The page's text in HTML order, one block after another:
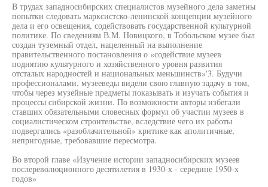
В трудах западносибирских специалистов музейного дела заметны
попытки следовать марксистско-ленинской концепции музейного
дела и его освещения, содействовать государственной культурной
политике. По сведениям В.М. Новицкого, в Тобольском музее был
создан туземный отдел, нацеленный на выполнение
правительственного постановления о «содействие музеев
поднятию культурного и хозяйственного уровня развития
отсталых народностей и национальных меньшинств»'3. Будучи
профессионалами, музееведы видели свою главную задачу в том,
чтобы через музейные предметы показывать и изучать события и
процессы сибирской жизни. По возможности авторы избегали
ставших обязательными словесных формул об участии музеев в
социалистическом строительстве, вследствие чего их работы
подвергались «разоблачительной» критике как аполитичные,
непригодные, требовавшие пересмотра.
Во второй главе «Изучение истории западносибирских музеев
послереволюционного десятилетия в 1930-х - середине 1950-х
годов»